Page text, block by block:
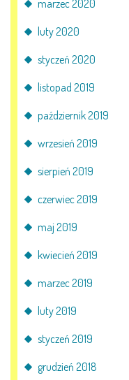
marzec 2020
luty 2020
styczeń 2020
listopad 2019
październik 2019
wrzesień 2019
sierpień 2019
czerwiec 2019
maj 2019
kwiecień 2019
marzec 2019
luty 2019
styczeń 2019
grudzień 2018